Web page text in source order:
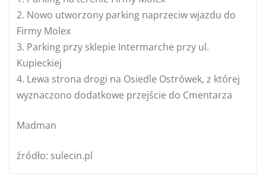
2. Nowo utworzony parking naprzeciw wjazdu do
Firmy Molex
3. Parking przy sklepie Intermarche przy ul.
Kupieckiej
4. Lewa strona drogi na Osiedle Ostrówek, z której
wyznaczono dodatkowe przejście do Cmentarza
Madman
źródło: sulecin.pl